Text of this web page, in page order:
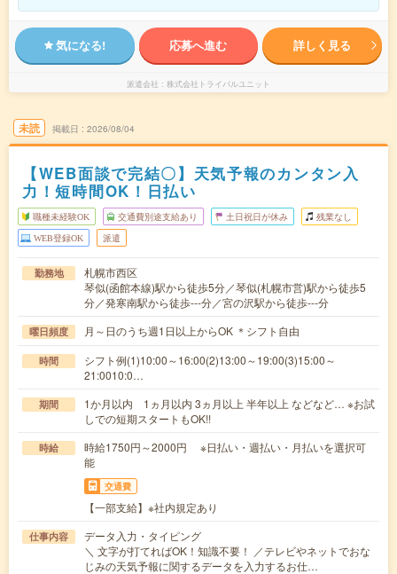
気になる! 応募へ進む 詳しく見る
派遣会社 株式会社トライバルユニット
未読 掲載日 2026/08/04
【WEB面談で完結〇】天気予報のカンタン入
力！短時間OK！日払い
職種未経験OK 交通費別途支給あり 土日祝日が休み 残業なし
WEB登録OK 派遣
勤務地
札幌市西区
琴似(函館本線)駅から徒歩5分／琴似(札幌市営)駅から徒歩5
分／発寒南駅から徒歩---分／宮の沢駅から徒歩---分
曜日頻度 月～日のうち週1日以上からOK ＊シフト自由
時間
シフト例(1)10:00～16:00(2)13:00～19:00(3)15:00～
21:0010:0…
期間
1か月以内 1ヵ月以内 3ヵ月以上 半年以上 などなど… ※お試
しでの短期スタートもOK!!
時給
時給1750円～2000円 ※日払い・週払い・月払いを選択可
能
交通費
【一部支給】※社内規定あり
仕事内容
データ入力・タイピング
＼ 文字が打てればOK！知識不要！ ／テレビやネットでおな
じみの天気予報に関するデータを入力するお仕…